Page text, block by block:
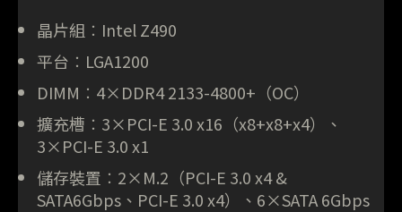
晶片組︰Intel Z490
平台︰LGA1200
DIMM︰4×DDR4 2133-4800+（OC）
擴充槽︰3×PCI-E 3.0 x16（x8+x8+x4）、
3×PCI-E 3.0 x1
儲存裝置︰2×M.2（PCI-E 3.0 x4 &
SATA6Gbps、PCI-E 3.0 x4）、6×SATA 6Gbps